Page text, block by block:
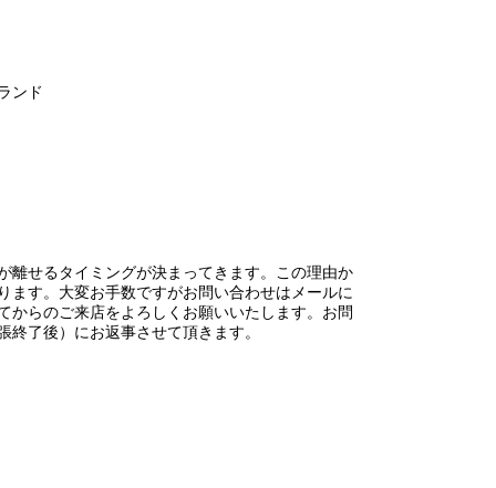
ンド
離せるタイミングが決まってきます。この理由か
ます。大変お手数ですがお問い合わせはメールに
らのご来店をよろしくお願いいたします。お問
了後）にお返事させて頂きます。